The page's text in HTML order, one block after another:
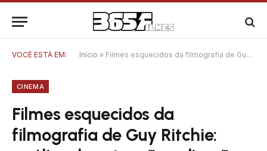
VOCÊ ESTÁ EM: Início » Filmes esquecidos da filmografia de Guy Ritchie: análise das atuações, direção e roteiro
CINEMA
Filmes esquecidos da
filmografia de Guy Ritchie: